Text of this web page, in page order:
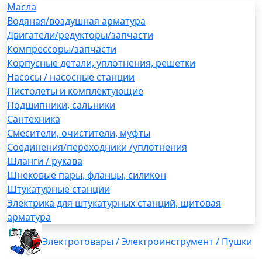
Масла
Водяная/воздушная арматура
Двигатели/редукторы/запчасти
Компрессоры/запчасти
Корпусные детали, уплотнения, решетки
Насосы / насосные станции
Пистолеты и комплектующие
Подшипники, сальники
Сантехника
Смесители, очистители, муфты
Соединения/переходники /уплотнения
Шланги / рукава
Шнековые пары, фланцы, силикон
Штукатурные станции
Электрика для штукатурных станций, щитовая
арматура
Электротовары / Электроинструмент / Пушки